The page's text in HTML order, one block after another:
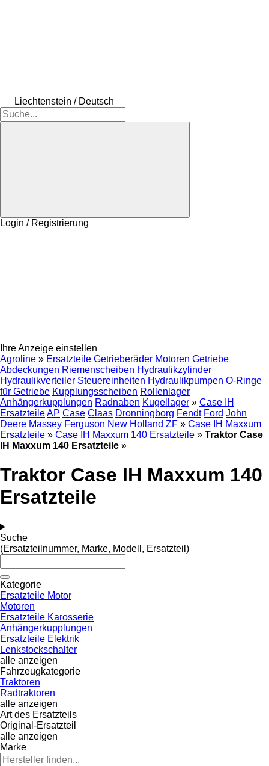
Liechtenstein / Deutsch
Login / Registrierung
Ihre Anzeige einstellen
Agroline » Ersatzteile Getrieberäder Motoren Getriebe
Abdeckungen Riemenscheiben Hydraulikzylinder
Hydraulikverteiler Steuereinheiten Hydraulikpumpen O-Ringe
für Getriebe Kupplungsscheiben Rollenlager
Anhängerkupplungen Radnaben Kugellager » Case IH
ErsatzteileAP Case Claas Dronningborg Fendt Ford John
Deere Massey Ferguson New Holland ZF » Case IH Maxxum
Ersatzteile » Case IH Maxxum 140 Ersatzteile » Traktor Case
IH Maxxum 140 Ersatzteile »
Traktor Case IH Maxxum 140
Ersatzteile
Suche
(Ersatzteilnummer, Marke, Modell, Ersatzteil)
Kategorie
Ersatzteile Motor
Motoren
Ersatzteile Karosserie
Anhängerkupplungen
Ersatzteile Elektrik
Lenkstockschalter
alle anzeigen
Fahrzeugkategorie
Traktoren
Radtraktoren
alle anzeigen
Art des Ersatzteils
Original-Ersatzteil
alle anzeigen
Marke